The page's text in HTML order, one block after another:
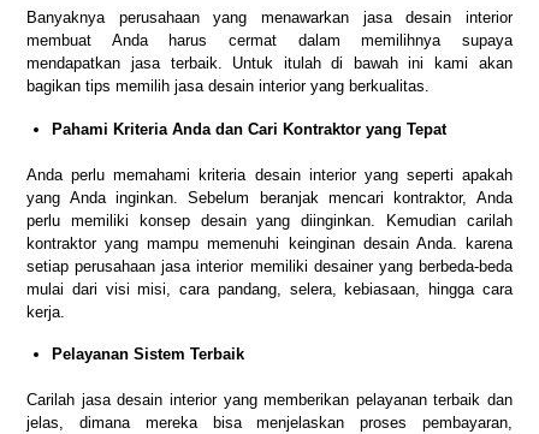
Banyaknya perusahaan yang menawarkan jasa desain interior
membuat Anda harus cermat dalam memilihnya supaya
mendapatkan jasa terbaik. Untuk itulah di bawah ini kami akan
bagikan tips memilih jasa desain interior yang berkualitas.
Pahami Kriteria Anda dan Cari Kontraktor yang Tepat
Anda perlu memahami kriteria desain interior yang seperti apakah
yang Anda inginkan. Sebelum beranjak mencari kontraktor, Anda
perlu memiliki konsep desain yang diinginkan. Kemudian carilah
kontraktor yang mampu memenuhi keinginan desain Anda. karena
setiap perusahaan jasa interior memiliki desainer yang berbeda-beda
mulai dari visi misi, cara pandang, selera, kebiasaan, hingga cara
kerja.
Pelayanan Sistem Terbaik
Carilah jasa desain interior yang memberikan pelayanan terbaik dan
jelas, dimana mereka bisa menjelaskan proses pembayaran,